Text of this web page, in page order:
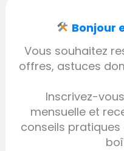
Bonjour
Vous souhaitez
offres, astuces
Inscrivez-
mensuelle et
conseils